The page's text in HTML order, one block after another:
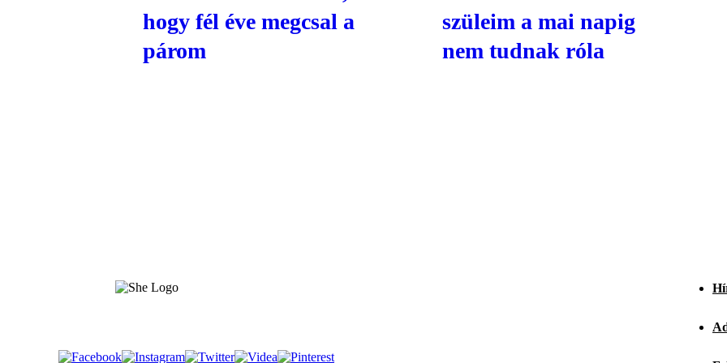
hogy fél éve megcsal a
párom
szüleim a mai napig
nem tudnak róla